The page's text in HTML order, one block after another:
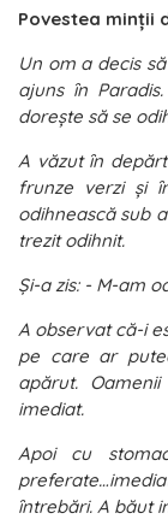
Povestea minții
Un om a decis
ajuns ȋn
doreşte să se
A văzut ȋn
frunze verzi şi
odihnească sub
trezit odihnit.
Şi-a zis: - M-am
A observat că-i
pe care ar
apărut.
imediat.
Apoi cu
ȋntrebări. A băut